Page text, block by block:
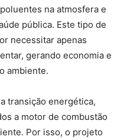
na atmosfera e
pública. Este tipo de
necessitar apenas
gerando economia e
ambiente.
transição energética,
a motor de combustão
Por isso, o projeto